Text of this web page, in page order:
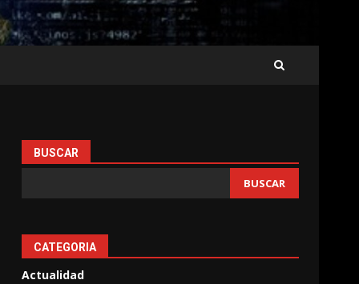
BUSCAR
BUSCAR
CATEGORIA
Actualidad